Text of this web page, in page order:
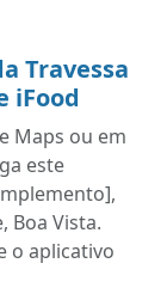
Travessa
iFood
Maps ou em
este
Boa Vista.
o aplicativo